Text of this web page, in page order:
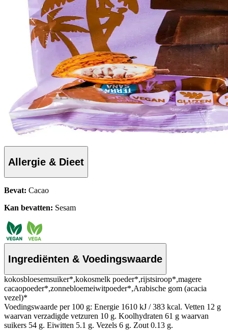
Allergie & Dieet
Bevat: Cacao
Kan bevatten: Sesam
Ingrediënten & Voedingswaarde
kokosbloesemsuiker*,kokosmelk poeder*,rijstsiroop*,magere
cacaopoeder*,zonnebloemeiwitpoeder*,Arabische gom (acacia
vezel)*
Voedingswaarde per 100 g: Energie 1610 kJ / 383 kcal. Vetten 12 g
waarvan verzadigde vetzuren 10 g. Koolhydraten 61 g waarvan
suikers 54 g. Eiwitten 5.1 g. Vezels 6 g. Zout 0.13 g.